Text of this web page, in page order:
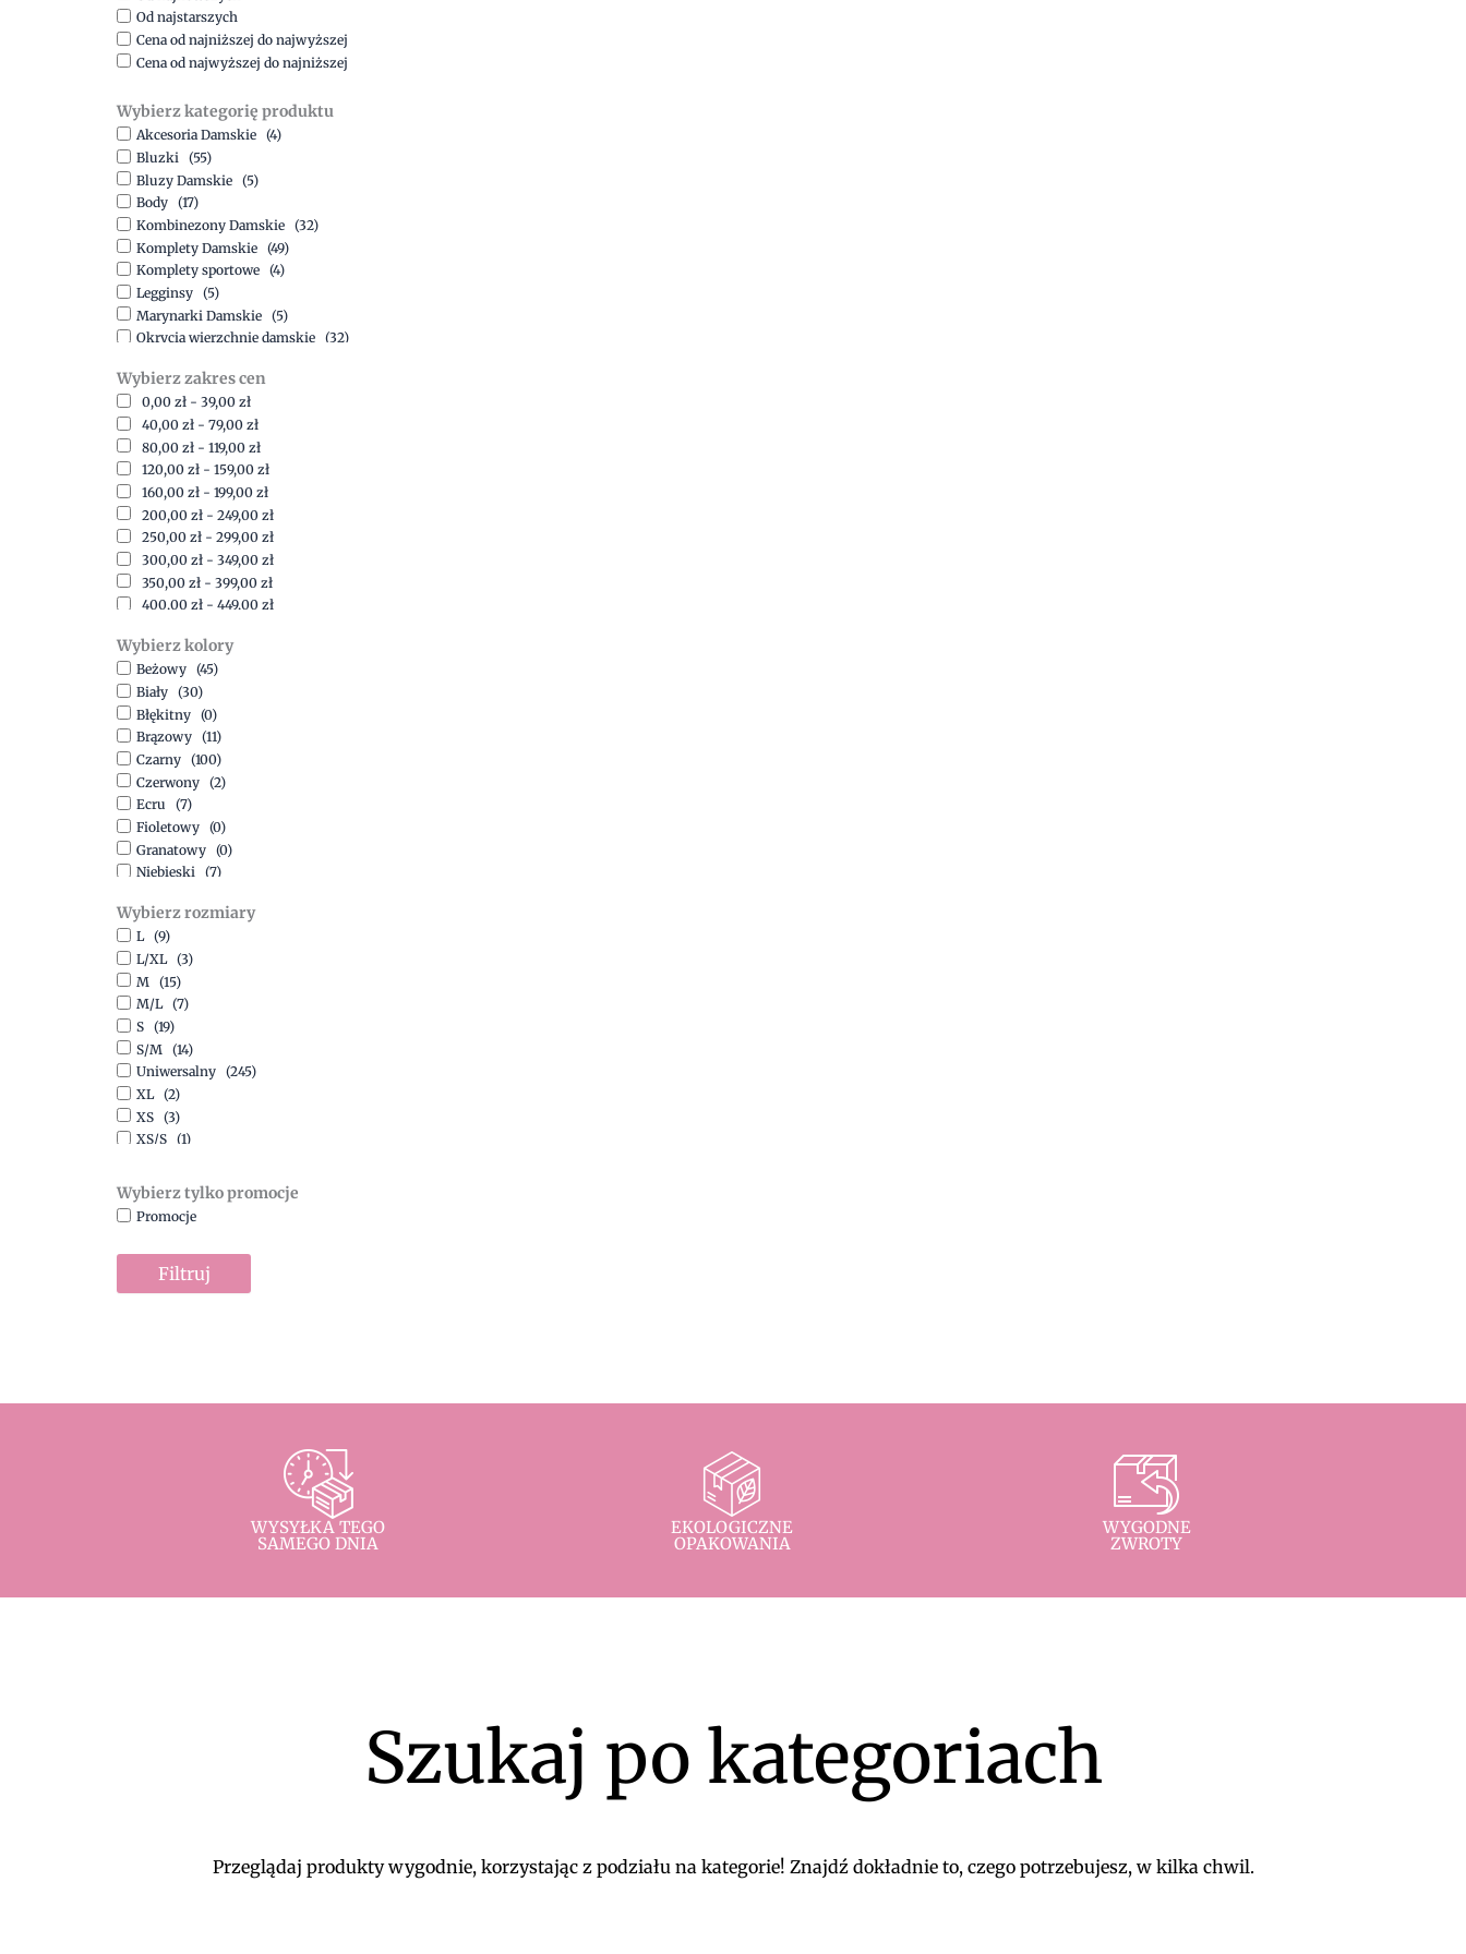
Od najstarszych
Cena od najniższej do najwyższej
Cena od najwyższej do najniższej
Wybierz kategorię produktu
Akcesoria Damskie (4)
Bluzki (55)
Bluzy Damskie (5)
Body (17)
Kombinezony Damskie (32)
Komplety Damskie (49)
Komplety sportowe (4)
Legginsy (5)
Marynarki Damskie (5)
Okrycia wierzchnie damskie (32)
Spodnie (15)
Sukienki (41)
Swetry Damskie (19)
Szorty (7)
Wybierz zakres cen
0,00 zł - 39,00 zł
40,00 zł - 79,00 zł
80,00 zł - 119,00 zł
120,00 zł - 159,00 zł
160,00 zł - 199,00 zł
200,00 zł - 249,00 zł
250,00 zł - 299,00 zł
300,00 zł - 349,00 zł
350,00 zł - 399,00 zł
400,00 zł - 449,00 zł
500,00zł-1500,00
Wybierz kolory
Beżowy (45)
Biały (30)
Błękitny (0)
Brązowy (11)
Czarny (100)
Czerwony (2)
Ecru
(7)
Fioletowy (0)
Granatowy (0)
Niebieski (7)
Pomarańczowy
(2)
Różowy
Srebrny
Szary
Turkusowy
Zielony
Złoty
(1)
Wybierz rozmiary
L (9)
L/XL (3)
M (15)
M/L (7)
S (19)
S/M (14)
Uniwersalny (245)
XL (2)
XS (3)
XS/S (1)
Wybierz tylko promocje
Promocje
Filtruj
WYSYŁKA TEGO
SAMEGO DNIA
EKOLOGICZNE
OPAKOWANIA
WYGODNE
ZWROTY
Szukaj po kategoriach
Przeglądaj produkty wygodnie, korzystając z podziału na kategorie! Znajdź dokładnie to, czego potrzebujesz, w kilka chwil.